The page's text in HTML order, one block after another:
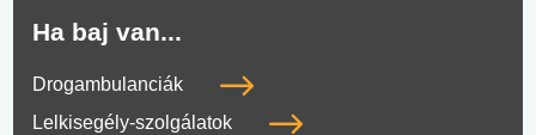
Ha baj van...
Drogambulanciák
Lelkisegély-szolgálatok